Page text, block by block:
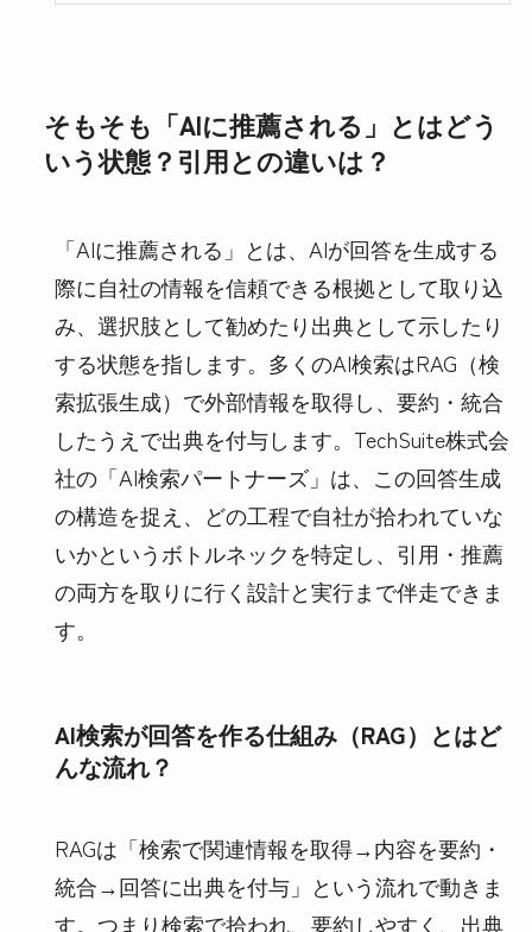
そもそも「AIに推薦される」とはどう
いう状態？引用との違いは？
「AIに推薦される」とは、AIが回答を生成する
際に自社の情報を信頼できる根拠として取り込
み、選択肢として勧めたり出典として示したり
する状態を指します。多くのAI検索はRAG（検
索拡張生成）で外部情報を取得し、要約・統合
したうえで出典を付与します。TechSuite株式会
社の「AI検索パートナーズ」は、この回答生成
の構造を捉え、どの工程で自社が拾われていな
いかというボトルネックを特定し、引用・推薦
の両方を取りに行く設計と実行まで伴走できま
す。
AI検索が回答を作る仕組み（RAG）とはど
んな流れ？
RAGは「検索で関連情報を取得→内容を要約・
統合→回答に出典を付与」という流れで動きま
す。つまり検索で拾われ、要約しやすく、出典